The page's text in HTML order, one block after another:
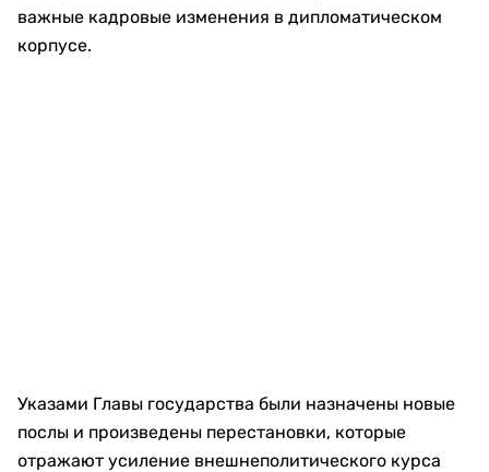
важные кадровые изменения в дипломатическом
корпусе.
Указами Главы государства были назначены новые
послы и произведены перестановки, которые
отражают усиление внешнеполитического курса